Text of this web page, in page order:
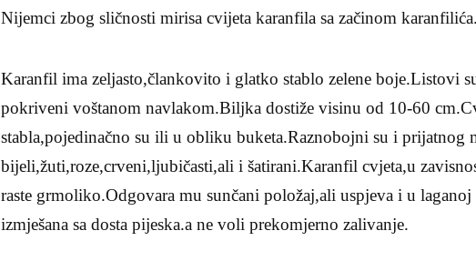
Nijemci zbog sličnosti mirisa cvijeta karanfila sa začinom karanfilića.
Karanfil ima zeljasto,člankovito i glatko stablo zelene boje.Listovi
pokriveni voštanom navlakom.Biljka dostiže visinu od 10-60
stabla,pojedinačno su ili u obliku buketa.Raznobojni su i prijatnog
bijeli,žuti,roze,crveni,ljubičasti,ali i šatirani.Karanfil cvjeta,u
raste grmoliko.Odgovara mu sunčani položaj,ali uspjeva i u
izmješana sa dosta pijeska.a ne voli prekomjerno zalivanje.